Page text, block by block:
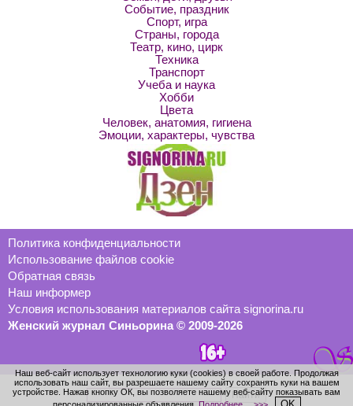
Событие, праздник
Спорт, игра
Страны, города
Театр, кино, цирк
Техника
Транспорт
Учеба и наука
Хобби
Цвета
Человек, анатомия, гигиена
Эмоции, характеры, чувства
Политика конфиденциальности
Использование файлов cookie
Обратная связь
Наш информер
Условия использования материалов сайта signorina.ru
Женский журнал Синьорина © 2009-2026
Наш веб-сайт использует технологию куки (cookies) в своей работе. Продолжая
использовать наш сайт, вы разрешаете нашему сайту сохранять куки на вашем
устройстве. Нажав кнопку ОК, вы позволяете нашему веб-сайту показывать вам